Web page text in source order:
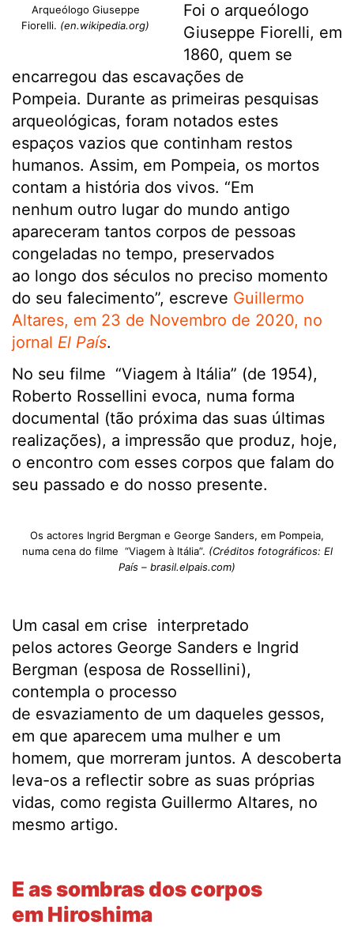
Arqueólogo Giuseppe
Fiorelli. (en.wikipedia.org)
Foi o arqueólogo
Giuseppe Fiorelli, em
1860, quem se
encarregou das escavações de
Pompeia. Durante as primeiras pesquisas
arqueológicas, foram notados estes
espaços vazios que continham restos
humanos. Assim, em Pompeia, os mortos
contam a história dos vivos. “Em
nenhum outro lugar do mundo antigo
apareceram tantos corpos de pessoas
congeladas no tempo, preservados
ao longo dos séculos no preciso momento
do seu falecimento”, escreve Guillermo
Altares, em 23 de Novembro de 2020, no
jornal El País.
No seu filme “Viagem à Itália” (de 1954),
Roberto Rossellini evoca, numa forma
documental (tão próxima das suas últimas
realizações), a impressão que produz, hoje,
o encontro com esses corpos que falam do
seu passado e do nosso presente.
Os actores Ingrid Bergman e George Sanders, em Pompeia,
numa cena do filme “Viagem à Itália”. (Créditos fotográficos: El
País – brasil.elpais.com)
Um casal em crise interpretado
pelos actores George Sanders e Ingrid
Bergman (esposa de Rossellini),
contempla o processo
de esvaziamento de um daqueles gessos,
em que aparecem uma mulher e um
homem, que morreram juntos. A descoberta
leva-os a reflectir sobre as suas próprias
vidas, como regista Guillermo Altares, no
mesmo artigo.
E as sombras dos corpos
em Hiroshima